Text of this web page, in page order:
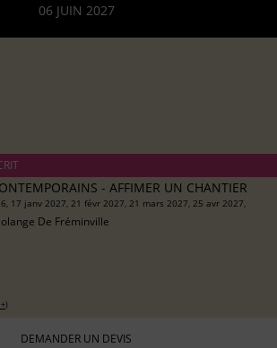
06 JUIN 2027
- AFFIMER UN CHANTIER
17 janv 2027, 21 févr 2027, 21 mars 2027, 25 avr 2027,
De Fréminville
)
DEMANDER UN DEVIS